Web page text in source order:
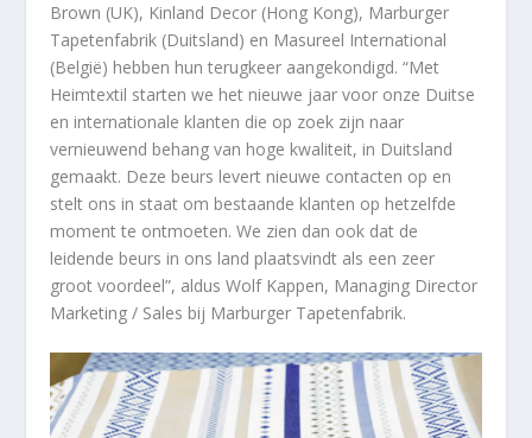
Brown (UK), Kinland Decor (Hong Kong), Marburger
Tapetenfabrik (Duitsland) en Masureel International
(België) hebben hun terugkeer aangekondigd. “Met
Heimtextil starten we het nieuwe jaar voor onze Duitse
en internationale klanten die op zoek zijn naar
vernieuwend behang van hoge kwaliteit, in Duitsland
gemaakt. Deze beurs levert nieuwe contacten op en
stelt ons in staat om bestaande klanten op hetzelfde
moment te ontmoeten. We zien dan ook dat de
leidende beurs in ons land plaatsvindt als een zeer
groot voordeel”, aldus Wolf Kappen, Managing Director
Marketing / Sales bij Marburger Tapetenfabrik.